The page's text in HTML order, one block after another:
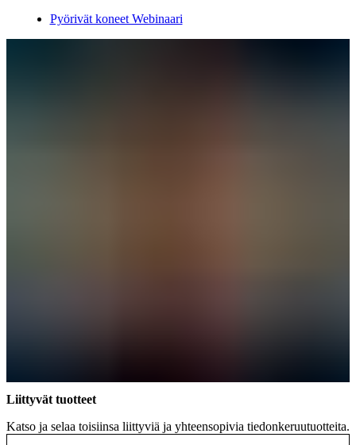
Pyörivät koneet Webinaari
Liittyvät tuotteet
Katso ja selaa toisiinsa liittyviä ja yhteensopivia tiedonkeruutuotteita.